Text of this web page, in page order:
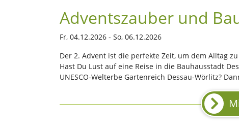
Adventszauber und
Fr, 04.12.2026 - So, 06.12.2026
Der 2. Advent ist die perfekte Zeit, um dem Alltag
Hast Du Lust auf eine Reise in die Bauhausstadt
UNESCO-Welterbe Gartenreich Dessau-Wörlitz?